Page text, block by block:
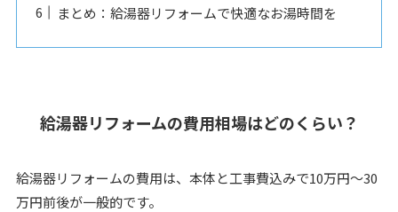
まとめ：給湯器リフォームで快適なお湯時間を
給湯器リフォームの費用相場はどのくらい？
給湯器リフォームの費用は、本体と工事費込みで10万円～30
万円前後が一般的です。